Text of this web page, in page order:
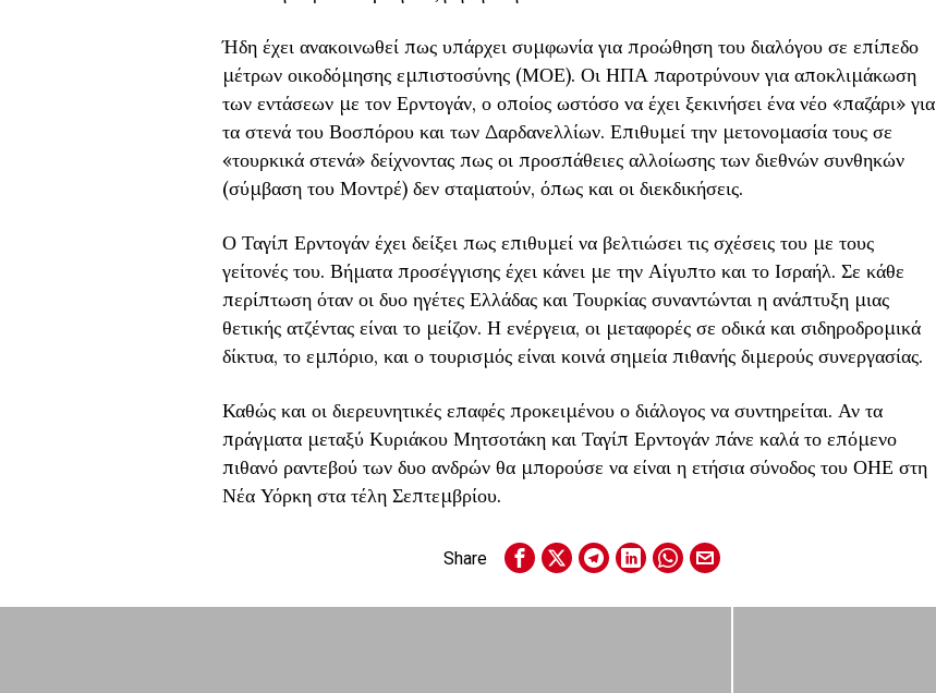
Ήδη έχει ανακοινωθεί πως υπάρχει συμφωνία για προώθηση του διαλόγου σε επίπεδο
μέτρων οικοδόμησης εμπιστοσύνης (ΜΟΕ). Οι ΗΠΑ παροτρύνουν για αποκλιμάκωση
των εντάσεων με τον Ερντογάν, ο οποίος ωστόσο να έχει ξεκινήσει ένα νέο «παζάρι» για
τα στενά του Βοσπόρου και των Δαρδανελλίων. Επιθυμεί την μετονομασία τους σε
«τουρκικά στενά» δείχνοντας πως οι προσπάθειες αλλοίωσης των διεθνών συνθηκών
(σύμβαση του Μοντρέ) δεν σταματούν, όπως και οι διεκδικήσεις.
Ο Ταγίπ Ερντογάν έχει δείξει πως επιθυμεί να βελτιώσει τις σχέσεις του με τους
γείτονές του. Βήματα προσέγγισης έχει κάνει με την Αίγυπτο και το Ισραήλ. Σε κάθε
περίπτωση όταν οι δυο ηγέτες Ελλάδας και Τουρκίας συναντώνται η ανάπτυξη μιας
θετικής ατζέντας είναι το μείζον. Η ενέργεια, οι μεταφορές σε οδικά και σιδηροδρομικά
δίκτυα, το εμπόριο, και ο τουρισμός είναι κοινά σημεία πιθανής διμερούς συνεργασίας.
Καθώς και οι διερευνητικές επαφές προκειμένου ο διάλογος να συντηρείται. Αν τα
πράγματα μεταξύ Κυριάκου Μητσοτάκη και Ταγίπ Ερντογάν πάνε καλά το επόμενο
πιθανό ραντεβού των δυο ανδρών θα μπορούσε να είναι η ετήσια σύνοδος του ΟΗΕ στη
Νέα Υόρκη στα τέλη Σεπτεμβρίου.
Share